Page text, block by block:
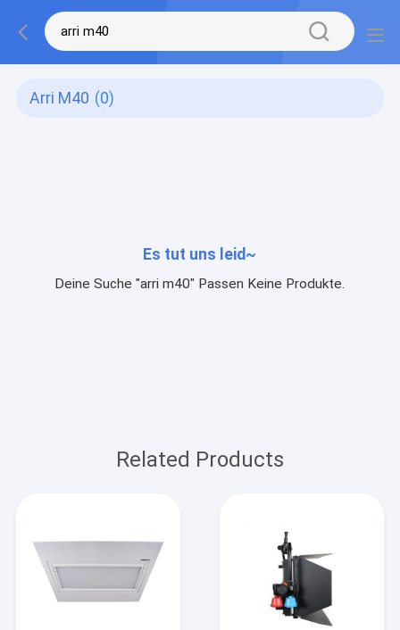
Arri M40 (0)
Es tut uns leid~
Deine Suche "arri m40" Passen Keine Produkte.
Related Products